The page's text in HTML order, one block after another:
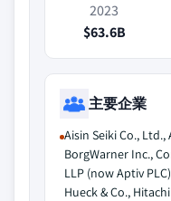
2023
$63.6B
主要企業
Aisin Seiki Co.,
BorgWarner Inc.,
LLP (now Aptiv
Hueck & Co.,